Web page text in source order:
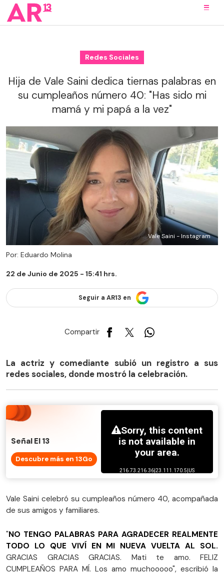
Redes Sociales
Hija de Vale Saini dedica tiernas palabras en
su cumpleaños número 40: "Has sido mi
mamá y mi papá a la vez"
Vale Saini - Instagram
Por: Eduardo Molina
22 de Junio de 2025 - 15:41 hrs.
Seguir a AR13 en
Compartir
La actriz y comediante subió un registro a sus
redes sociales, donde mostró la celebración.
Señal El 13
Descubre más en 13Go
Vale Saini celebró su cumpleaños número 40, acompañada
de sus amigos y familiares.
"NO TENGO PALABRAS PARA AGRADECER REALMENTE
TODO LO QUE VIVÍ EN MI NUEVA VUELTA AL SOL.
GRACIAS GRACIAS GRACIAS. Mati te amo. FELIZ
CUMPLEAÑOS PARA MÍ. Los amo muchooooo", escribió la